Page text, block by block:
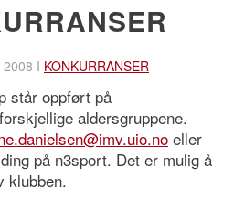
2008 I KONKURRANSER
står oppført på
aldersgruppene.
eller
på n3sport. Det er mulig å
klubben.